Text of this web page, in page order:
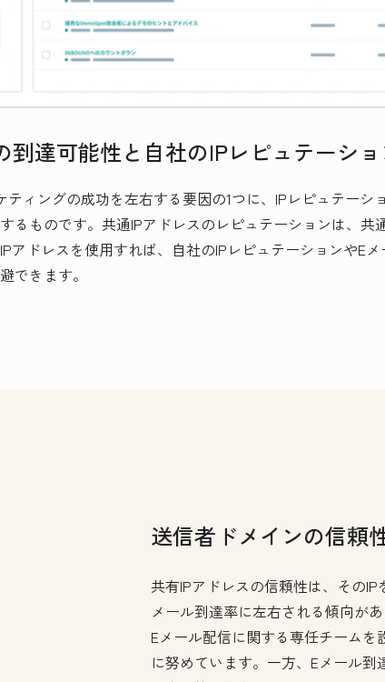
到達可能性と自社のIPレピュテーシ
ティングの成功を左右する要因の1つに、IPレピュテー
るものです。共通IPアドレスのレピュテーションは、
アドレスを使用すれば、自社のIPレピュテーションやE
できます。
送信者ドメインの信頼
共有IPアドレスの信頼性は、その
メール到達率に左右される傾向が
Eメール配信に関する専任チーム
に努めています。一方、Eメール